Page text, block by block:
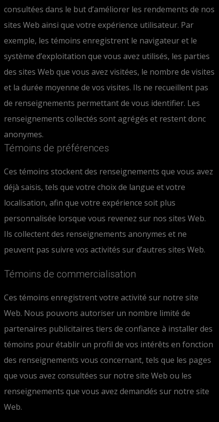
consultées dans le but d’améliorer les rendements de nos
sites Web ainsi que votre expérience utilisateur. Par
exemple, les témoins enregistrent le navigateur et le
système d’exploitation que vous avez utilisés, les parties
des sites Web que vous avez visitées, le nombre de visites
et la durée moyenne de vos visites. Ils ne recueillent pas
de renseignements permettant de vous identifier. Les
renseignements collectés sont agrégés et restent donc
anonymes.
Témoins de préférences
Ces témoins stockent des renseignements que vous avez
déjà saisis, tels que votre choix de langue et votre
localisation, afin que votre expérience soit plus
personnalisée lorsque vous revenez sur nos sites Web.
Ils collectent des renseignements anonymes et ne
peuvent pas suivre vos activités sur d’autres sites Web.
Témoins de commercialisation
Ces témoins enregistrent votre activité sur notre site
Web. Nous pouvons autoriser un nombre limité de
partenaires publicitaires tiers de confiance à installer des
témoins pour établir un profil de vos intérêts en fonction
des renseignements vous concernant, tels que les pages
que vous avez consultées sur notre site Web ou les
renseignements que vous avez demandés sur notre site
Web.